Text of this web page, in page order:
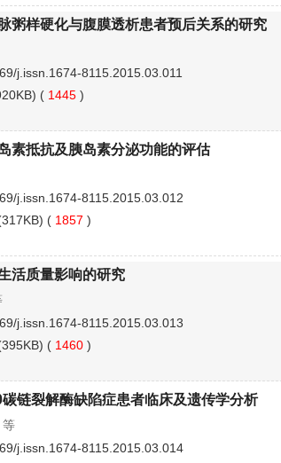
粥样硬化与腹膜透析患者预后关系的研究
j.issn.1674-8115.2015.03.011
( 1445 )
素抵抗及胰岛素分泌功能的评估
j.issn.1674-8115.2015.03.012
( 1857 )
活质量影响的研究
j.issn.1674-8115.2015.03.013
( 1460 )
链裂解酶缺陷症患者临床及遗传学分析
等
j.issn.1674-8115.2015.03.014